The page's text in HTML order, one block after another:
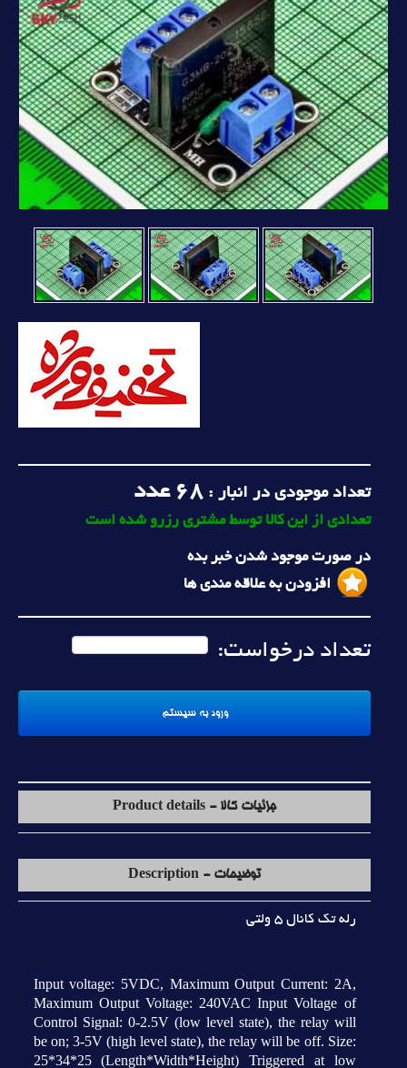
تعداد موجودی در انبار :68 عدد
تعدادی از این کالا توسط مشتری رزرو شده است
در صورت موجود شدن خبر بده
افزودن به علاقه مندی ها
تعداد درخواست:
جزئیات کالا - Product details
توضیحات - Description
رله تک کانال 5 ولتي
Input voltage: 5VDC, Maximum Output Current: 2A,
Maximum Output Voltage: 240VAC Input Voltage of
Control Signal: 0-2.5V (low level state), the relay will
be on; 3-5V (high level state), the relay will be off. Size:
25*34*25 (Length*Width*Height) Triggered at low